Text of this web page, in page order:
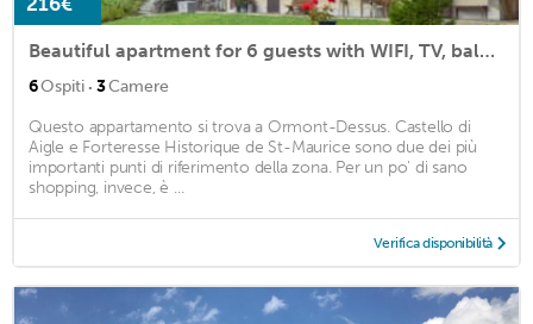
Beautiful apartment for 6 guests with WIFI, TV, balcony and parking
6Ospiti · 3Camere
Questo appartamento si trova a Ormont-Dessus. Castello di
Aigle e Forteresse Historique de St-Maurice sono due dei più
importanti punti di riferimento della zona. Per un po' di sano
shopping, invece, è ...
Verifica disponibilità